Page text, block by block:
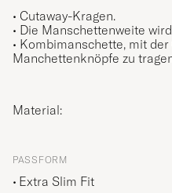
• Cutaway-Kragen.
• Die Manschettenweite
• Kombimanschette, mit
Manchettenknöpfe zu
Material:
PASSFORM
Extra Slim Fit